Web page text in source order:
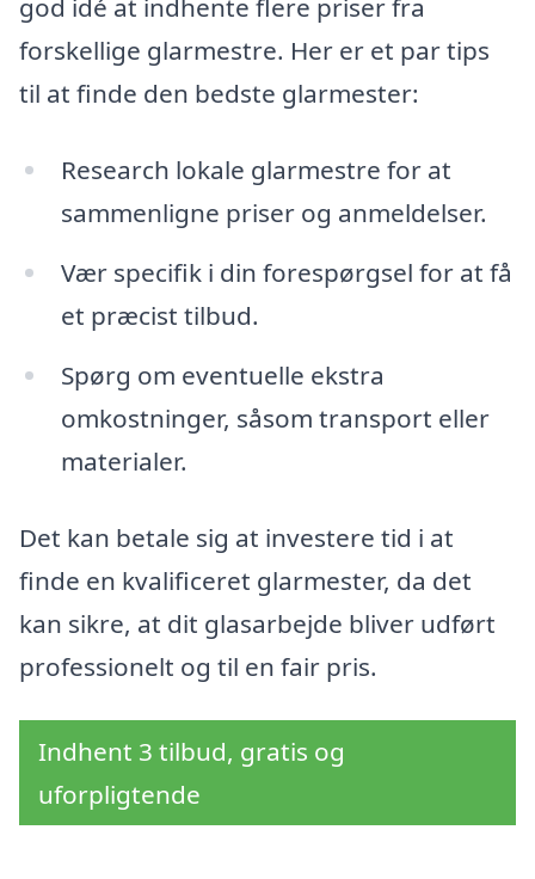
god idé at indhente flere priser fra
forskellige glarmestre. Her er et par tips
til at finde den bedste glarmester:
Research lokale glarmestre for at
sammenligne priser og anmeldelser.
Vær specifik i din forespørgsel for at få
et præcist tilbud.
Spørg om eventuelle ekstra
omkostninger, såsom transport eller
materialer.
Det kan betale sig at investere tid i at
finde en kvalificeret glarmester, da det
kan sikre, at dit glasarbejde bliver udført
professionelt og til en fair pris.
Indhent 3 tilbud, gratis og
uforpligtende